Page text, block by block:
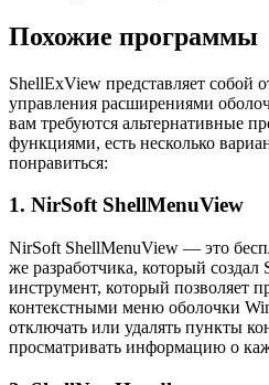
Похожие программы
ShellExView представляет собой
управления расширениями
вам требуются альтернативные
функциями, есть несколько
понравиться:
1. NirSoft ShellMenuView
NirSoft ShellMenuView — это
же разработчика, который
инструмент, который позволяет
контекстными меню оболочки
отключать или удалять пункты
просматривать информацию о